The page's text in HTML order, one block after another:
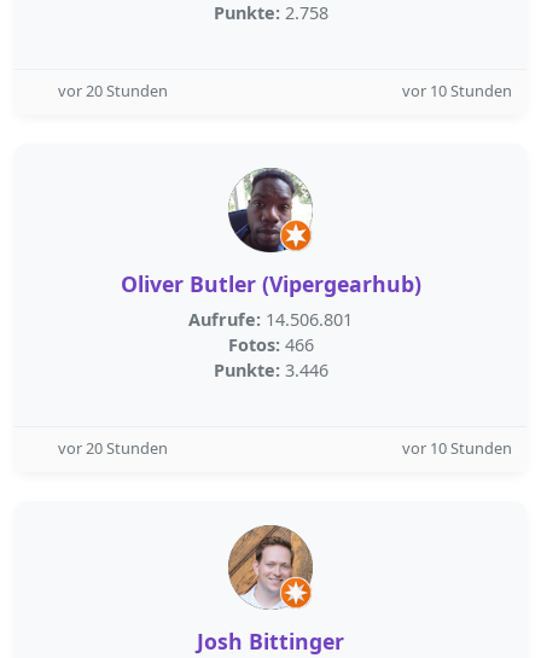
Punkte: 2.758
vor 20 Stunden vor 10 Stunden
Oliver Butler (Vipergearhub)
Aufrufe: 14.506.801
Fotos: 466
Punkte: 3.446
vor 20 Stunden vor 10 Stunden
Josh Bittinger